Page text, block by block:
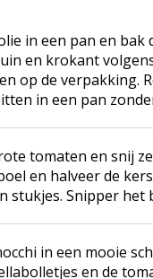
in een pan en bak
en krokant
op de verpakking.
in een pan
tomaten en snij
en halveer de
stukjes. Snipper het
in een mooie
en de